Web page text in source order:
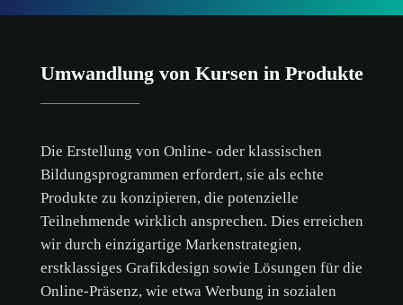
Umwandlung von Kursen in Produkte
Die Erstellung von Online- oder klassischen
Bildungsprogrammen erfordert, sie als echte
Produkte zu konzipieren, die potenzielle
Teilnehmende wirklich ansprechen. Dies erreichen
wir durch einzigartige Markenstrategien,
erstklassiges Grafikdesign sowie Lösungen für die
Online-Präsenz, wie etwa Werbung in sozialen